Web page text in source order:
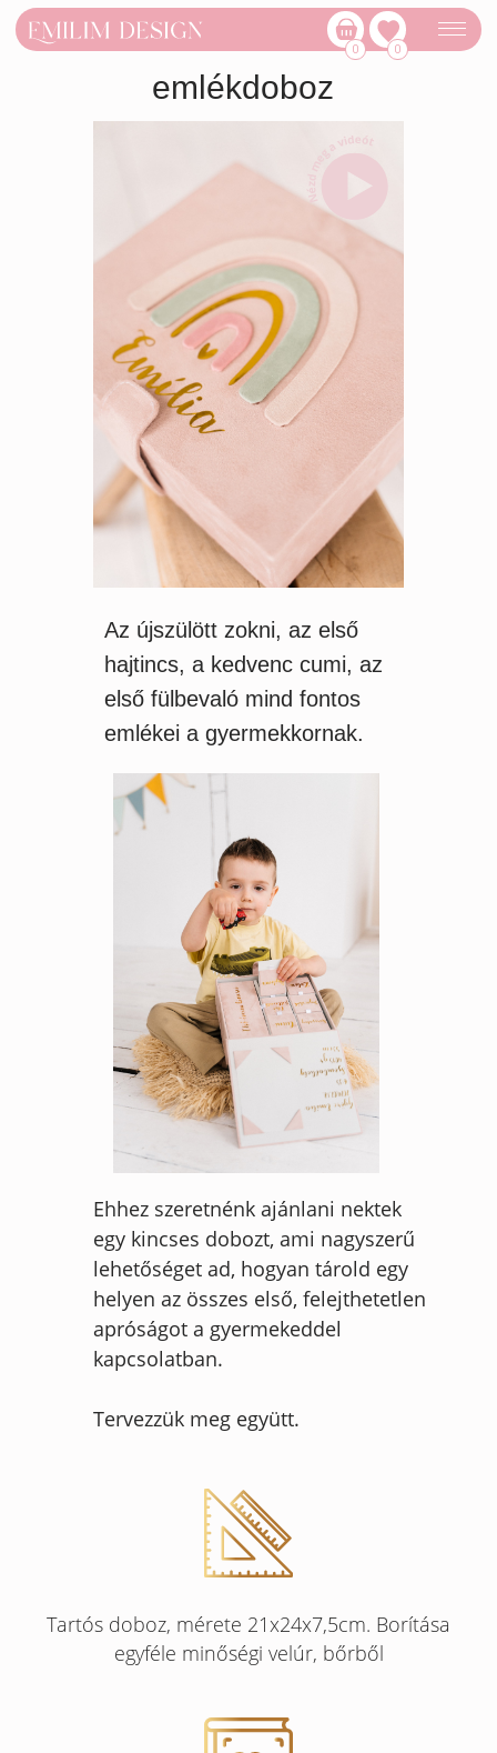
emlékdoboz
Az újszülött zokni, az első
hajtincs, a kedvenc cumi, az
első fülbevaló mind fontos
emlékei a gyermekkornak.
Ehhez szeretnénk ajánlani nektek
egy kincses dobozt, ami nagyszerű
lehetőséget ad, hogyan tárold egy
helyen az összes első, felejthetetlen
apróságot a gyermekeddel
kapcsolatban.
Tervezzük meg együtt.
Tartós doboz, mérete 21x24x7,5cm. Borítása
egyféle minőségi velúr, bőrből